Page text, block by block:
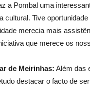
a Pombal uma
cultural. Tive
merecia mais
que merece os
de Meirinhas: Além das
destacar o facto de